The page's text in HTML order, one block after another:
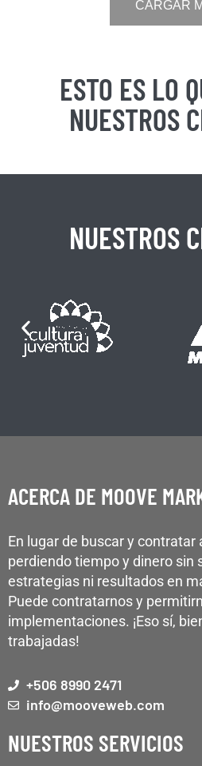
CARGAR
ESTO ES LO
NUESTROS
NUESTROS
ACERCA DE MOOVE
En lugar de buscar y
perdiendo tiempo y dinero sin
estrategias ni resultados en
Puede contratarnos y
implementaciones. ¡Eso sí,
trabajadas!
+506 8990 2471
info@mooveweb.com
NUESTROS SERVICIOS